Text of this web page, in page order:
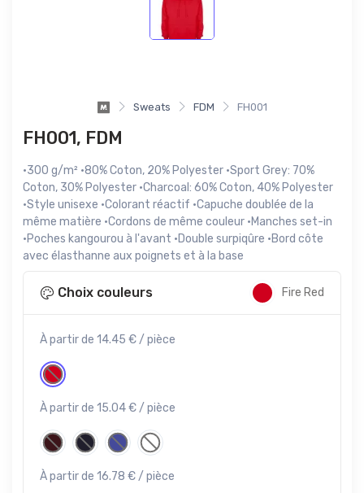
Sweats FDM FH001
FH001, FDM
·300 g/m² ·80% Coton, 20% Polyester ·Sport Grey: 70%
Coton, 30% Polyester ·Charcoal: 60% Coton, 40% Polyester
·Style unisexe ·Colorant réactif ·Capuche doublée de la
même matière ·Cordons de même couleur ·Manches set-in
·Poches kangourou à l'avant ·Double surpiqûre ·Bord côte
avec élasthanne aux poignets et à la base
Choix couleurs Fire Red
À partir de 14.45 € / pièce
À partir de 15.04 € / pièce
À partir de 16.78 € / pièce